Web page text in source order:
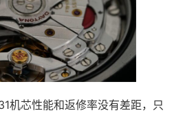
机芯性能和返修率没有差距，只